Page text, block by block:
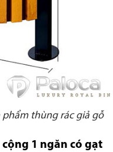
thùng rác giả gỗ
1 ngăn có gạt